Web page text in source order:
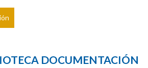
DOCUMENTACIÓN